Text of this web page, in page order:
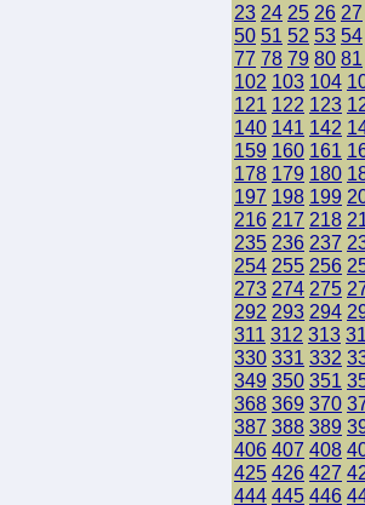
23 24 25 26 27
50 51 52 53 54
77 78 79 80 81
102 103 104
121 122 123
140 141 142
159 160 161
178 179 180
197 198 199
216 217 218
235 236 237
254 255 256
273 274 275
292 293 294
311 312 313
330 331 332
349 350 351
368 369 370
387 388 389
406 407 408
425 426 427
444 445 446